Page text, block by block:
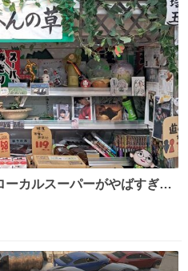
カルスーパーがやばすぎ
私物か不明なごちゃごちゃ
り。日替わり謎汁の試食や
あり。クレヨンしんちゃん